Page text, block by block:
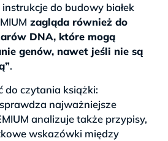
do budowy białek
zagląda również do
DNA, które mogą
genów, nawet jeśli nie są
.
do czytania książki:
najważniejsze
analizuje także przypisy,
wskazówki między